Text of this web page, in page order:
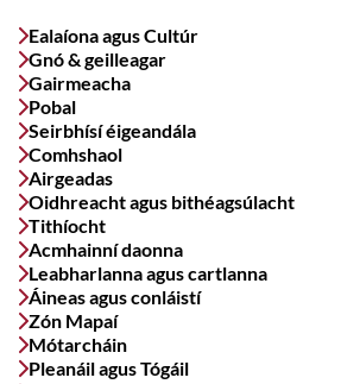
Ealaíona agus Cultúr
Gnó & geilleagar
Gairmeacha
Pobal
Seirbhísí éigeandála
Comhshaol
Airgeadas
Oidhreacht agus bithéagsúlacht
Tithíocht
Acmhainní daonna
Leabharlanna agus cartlanna
Áineas agus conláistí
Zón Mapaí
Mótarcháin
Pleanáil agus Tógáil